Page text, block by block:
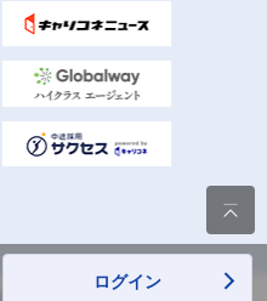
All rights reserved.

ログイン